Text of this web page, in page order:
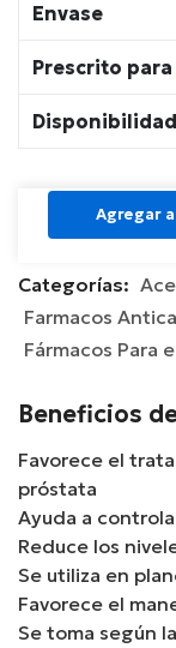
Envase
Prescrito para
Disponibilidad
Agregar
Categorías:
Farmacos
Fármacos Para
Beneficios
Favorece el
próstata
Ayuda a
Reduce los
Se utiliza en
Favorece el
Se toma según